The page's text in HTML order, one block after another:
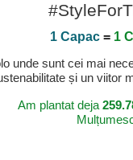
1 Capac = 1
unde sunt cei mai
și un viitor
Am plantat deja